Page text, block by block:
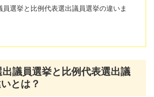
員選挙と比例代表選出議員選挙の違いま
出議員選挙と比例代表選出議
とは？